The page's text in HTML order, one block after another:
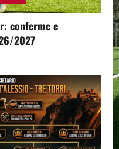
conferme e
2027